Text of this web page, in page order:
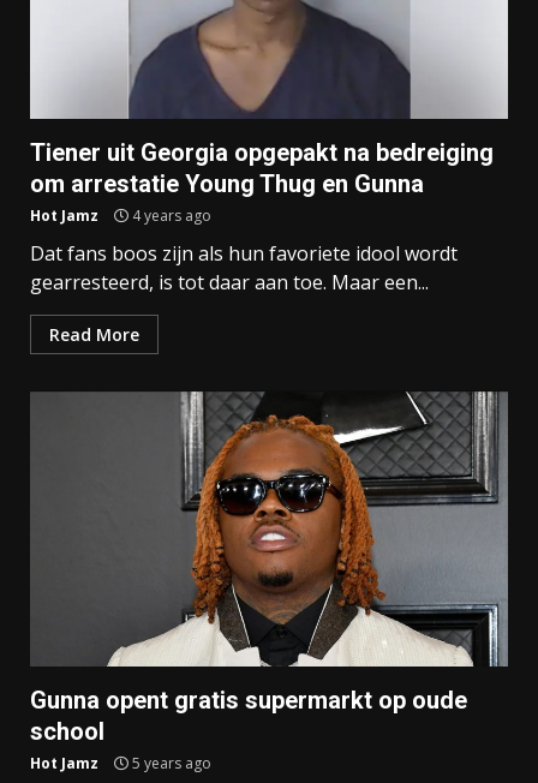
Tiener uit Georgia opgepakt na bedreiging
om arrestatie Young Thug en Gunna
Hot Jamz 4 years ago
Dat fans boos zijn als hun favoriete idool wordt
gearresteerd, is tot daar aan toe. Maar een...
Read More
Gunna opent gratis supermarkt op oude
school
Hot Jamz 5 years ago